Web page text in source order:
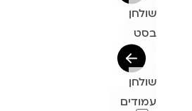
שולחן
בסט
שולחן
עמודים